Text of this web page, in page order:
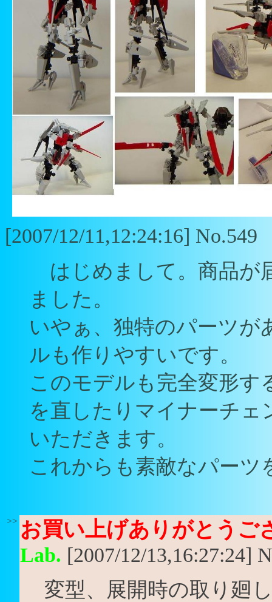
[2007/12/11,12:24:16] No.549
はじめまして。商品が
ました。
いやぁ、独特のパーツが
ルも作りやすいです。
このモデルも完全変形
を直したりマイナーチ
いただきます。
これからも素敵なパーツ
>> お買い上げありがとうご
Lab. [2007/12/13,16:27:24]
変型、展開時の取り廻